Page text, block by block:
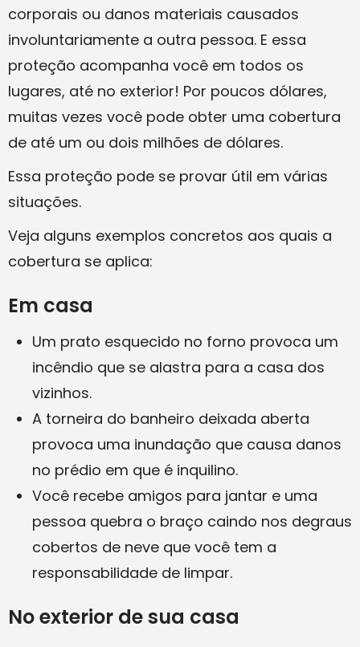
corporais ou danos materiais causados​
involuntariamente a outra pessoa. E essa
proteção acompanha você em todos os
lugares, até no exterior! Por poucos dólares,
muitas vezes você pode obter uma cobertura
de até um ou dois milhões de dólares.
Essa proteção pode se provar útil em várias
situações.
Veja alguns exemplos concretos aos quais a
cobertura se aplica:
Em casa
Um prato esquecido no forno provoca um
incêndio que se alastra para a casa dos
vizinhos.
A torneira do banheiro deixada aberta
provoca uma inundação que causa danos
no prédio em que é inquilino.
Você recebe amigos para jantar e uma
pessoa quebra o braço caindo nos degraus
cobertos de neve que você tem a
responsabilidade de limpar.
No exterior de sua casa